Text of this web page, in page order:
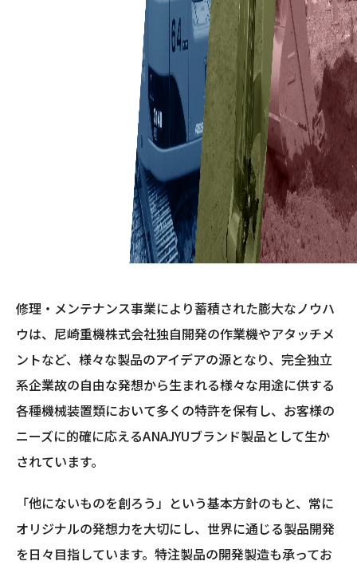
修理・メンテナンス事業により蓄積された膨大なノウハ
ウは、尼崎重機株式会社独自開発の作業機やアタッチメ
ントなど、様々な製品のアイデアの源となり、完全独立
系企業故の自由な発想から生まれる様々な用途に供する
各種機械装置類において多くの特許を保有し、お客様の
ニーズに的確に応えるANAJYUブランド製品として生か
されています。
「他にないものを創ろう」という基本方針のもと、常に
オリジナルの発想力を大切にし、世界に通じる製品開発
を日々目指しています。特注製品の開発製造も承ってお